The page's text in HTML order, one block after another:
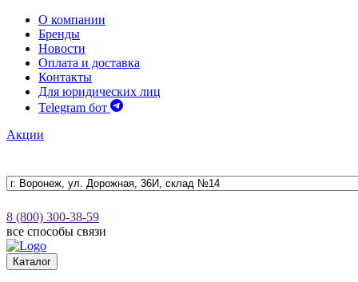
О компании
Бренды
Новости
Оплата и доставка
Контакты
Для юридических лиц
Telegram бот
Акции
8 (800) 300-38-59
все способы связи
Каталог